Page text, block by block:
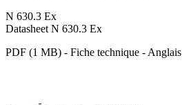
N 630.3 Ex
Datasheet N 630.3 Ex
PDF (1 MB) - Fiche technique - Anglais